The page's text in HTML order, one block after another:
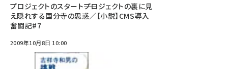
プロジェクトのスタート――プロジェクトの裏に見
え隠れする国分寺の思惑／【小説】CMS導入
奮闘記#7
2009年10月8日 10:00